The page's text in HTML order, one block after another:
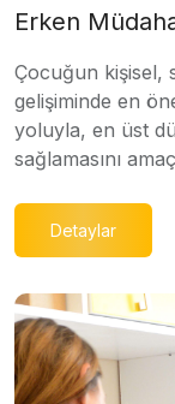
Erken
Çocuğun kişisel,
gelişiminde en
yoluyla, en üst
sağlamasını
Detaylar